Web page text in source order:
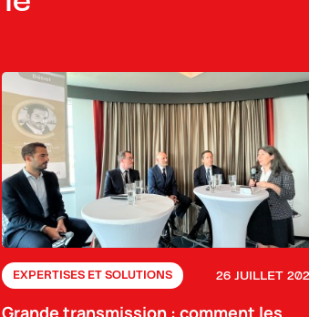
EXPERTISES ET SOLUTIONS 26 JUILLET
Grande transmission : comment les